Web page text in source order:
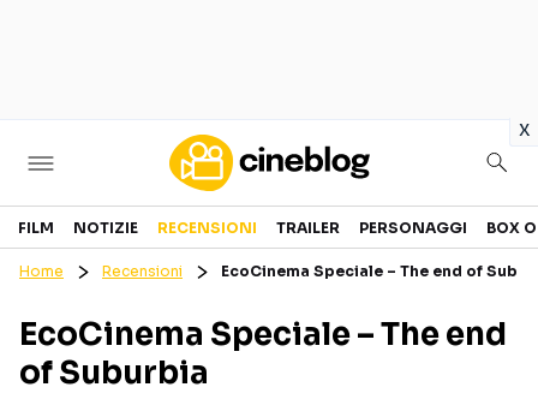
x
Cinema
GENERI
PERSONAGGI
CANALI STREAMING
FILM NOTIZIE RECENSIONI TRAILER PERSONAGGI BOX
Home Recensioni EcoCinema Speciale – The end of
EcoCinema Speciale – The end
of Suburbia